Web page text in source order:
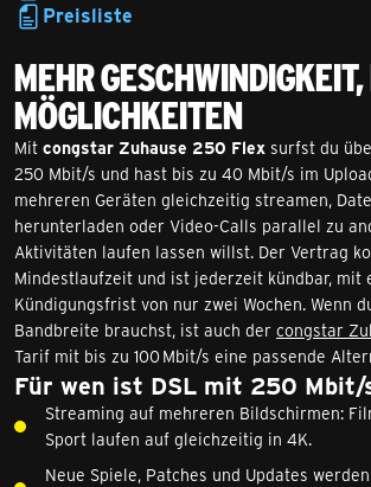
Preisliste
Mehr
Möglichkeiten
Mit congstar Zuhause 250 Flex surfst du
250 Mbit/s und hast bis zu 40 Mbit/s im
mehreren Geräten gleichzeitig streamen,
herunterladen oder Video-Calls parallel zu
Aktivitäten laufen lassen willst. Der Vertrag
Mindestlaufzeit und ist jederzeit kündbar, mit
Kündigungsfrist von nur zwei Wochen. Wenn
Bandbreite brauchst, ist auch der congstar
Tarif mit bis zu 100 Mbit/s eine passende
Für wen ist DSL mit 250 Mbit/
Streaming auf mehreren Bildschirmen:
Sport laufen auf gleichzeitig in 4K.
Neue Spiele, Patches und Updates